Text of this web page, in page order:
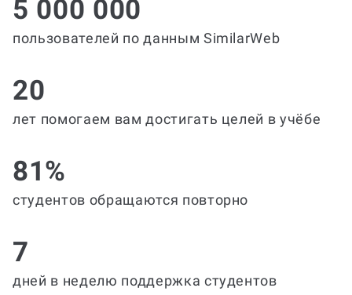
5 000 000
пользователей по данным SimilarWeb
20
лет помогаем вам достигать целей в учёбе
81%
студентов обращаются повторно
7
дней в неделю поддержка студентов